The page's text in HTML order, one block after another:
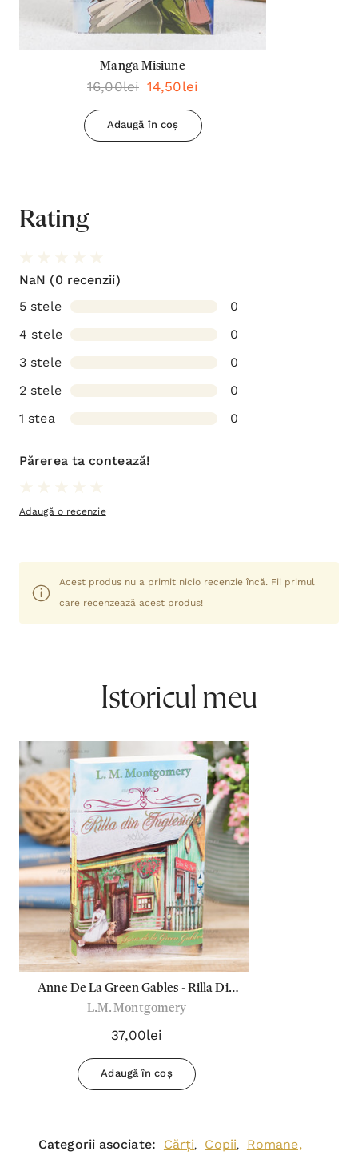
Manga Misiune
16,00lei 14,50lei
Adaugă în coș
Rating
NaN (0 recenzii)
5 stele
0
4 stele
0
3 stele
0
2 stele
0
1 stea
0
Părerea ta contează!
Adaugă o recenzie
Acest produs nu a primit nicio recenzie încă. Fii primul
care recenzează acest produs!
Istoricul meu
Anne De La Green Gables - Rilla Din
Ingleside - Vol.8
L.M. Montgomery
37,00lei
Adaugă în coș
Categorii asociate: Cărți, Copii,
Romane,